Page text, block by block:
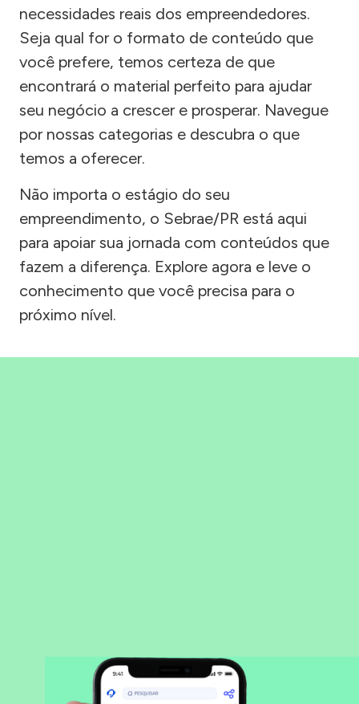
necessidades reais dos empreendedores.
Seja qual for o formato de conteúdo que
você prefere, temos certeza de que
encontrará o material perfeito para ajudar
seu negócio a crescer e prosperar. Navegue
por nossas categorias e descubra o que
temos a oferecer.
Não importa o estágio do seu
empreendimento, o Sebrae/PR está aqui
para apoiar sua jornada com conteúdos que
fazem a diferença. Explore agora e leve o
conhecimento que você precisa para o
próximo nível.